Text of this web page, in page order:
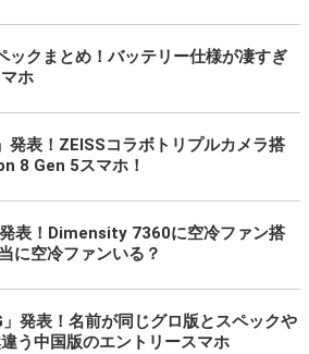
ックまとめ！バッテリー仕様が凄すぎ
ホ
発表！ZEISSコラボトリプルカメラ搭
8 Gen 5スマホ！
発表！Dimensity 7360に空冷ファン搭
に空冷ファンいる？
」発表！名前が同じグロ版とスペックや
う中国版のエントリースマホ